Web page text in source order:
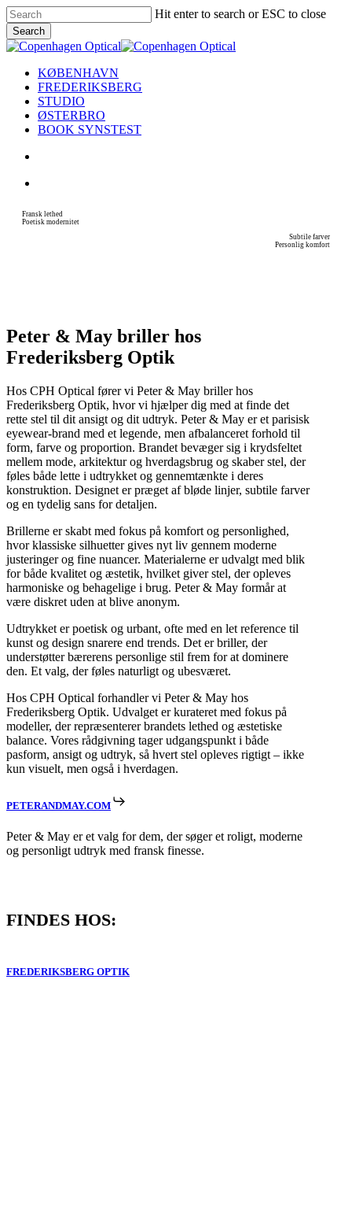
Skip
to
main
content
Hit enter to search or ESC to close
Search
Close
search
Menu
KØBENHAVN
FREDERIKSBERG
STUDIO
ØSTERBRO
BOOK SYNSTEST
Fransk lethed
Poetisk modernitet
Subtile farver
Personlig komfort
Peter & May briller hos
Frederiksberg Optik
Hos CPH Optical fører vi Peter & May briller hos
Frederiksberg Optik, hvor vi hjælper dig med at finde det
rette stel til dit ansigt og dit udtryk. Peter & May er et parisisk
eyewear-brand med et legende, men afbalanceret forhold til
form, farve og proportion. Brandet bevæger sig i krydsfeltet
mellem mode, arkitektur og hverdagsbrug og skaber stel, der
føles både lette i udtrykket og gennemtænkte i deres
konstruktion. Designet er præget af bløde linjer, subtile farver
og en tydelig sans for detaljen.
Brillerne er skabt med fokus på komfort og personlighed,
hvor klassiske silhuetter gives nyt liv gennem moderne
justeringer og fine nuancer. Materialerne er udvalgt med blik
for både kvalitet og æstetik, hvilket giver stel, der opleves
harmoniske og behagelige i brug. Peter & May formår at
være diskret uden at blive anonym.
Udtrykket er poetisk og urbant, ofte med en let reference til
kunst og design snarere end trends. Det er briller, der
understøtter bærerens personlige stil frem for at dominere
den. Et valg, der føles naturligt og ubesværet.
Hos CPH Optical forhandler vi Peter & May hos
Frederiksberg Optik. Udvalget er kurateret med fokus på
modeller, der repræsenterer brandets lethed og æstetiske
balance. Vores rådgivning tager udgangspunkt i både
pasform, ansigt og udtryk, så hvert stel opleves rigtigt – ikke
kun visuelt, men også i hverdagen.
PETERANDMAY.COM
Peter & May er et valg for dem, der søger et roligt, moderne
og personligt udtryk med fransk finesse.
FINDES HOS:
FREDERIKSBERG OPTIK